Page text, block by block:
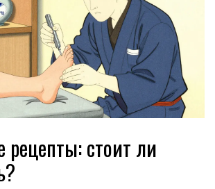
рецепты: стоит ли